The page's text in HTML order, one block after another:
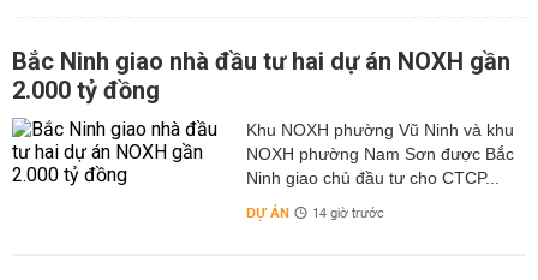
Bắc Ninh giao nhà đầu tư hai dự án NOXH gần
2.000 tỷ đồng
Khu NOXH phường Vũ Ninh và khu
NOXH phường Nam Sơn được Bắc
Ninh giao chủ đầu tư cho CTCP...
DỰ ÁN 14 giờ trước